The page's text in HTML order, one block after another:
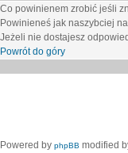
Co powinienem zrobić jeśli
Powinieneś jak naszybciej
Jeżeli nie dostajesz
Powrót do góry
Powered by phpBB modified